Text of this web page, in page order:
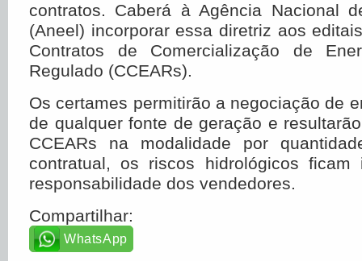
contratos. Caberá à Agência Nacional
(Aneel) incorporar essa diretriz aos
Contratos de Comercialização de
Regulado (CCEARs).
Os certames permitirão a negociação de
de qualquer fonte de geração e
CCEARs na modalidade por
contratual, os riscos hidrológicos ficam
responsabilidade dos vendedores.
Compartilhar:
WhatsApp